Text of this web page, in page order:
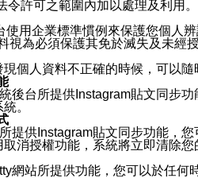
許可之範圍內加以處理及利用。
使用企業標準慣例來保護您個人
視為必須保護其免於滅失及未經
個人資料不正確的時候，可以
後台所提供Instagram貼文同步
。
提供Instagram貼文同步功能，
消授權功能，系統將立即清除
網站所提供功能，您可以於任